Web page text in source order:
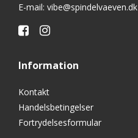
E-mail: vibe@spindelvaeven.dk
Information
Kontakt
Handelsbetingelser
Fortrydelsesformular